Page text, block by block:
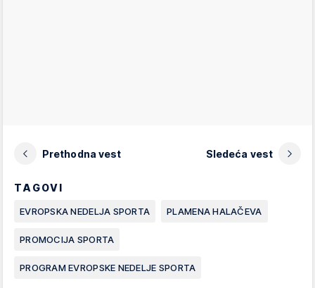
Prethodna vest Sledeća vest
TAGOVI
EVROPSKA NEDELJA SPORTA PLAMENA HALAČEVA
PROMOCIJA SPORTA
PROGRAM EVROPSKE NEDELJE SPORTA